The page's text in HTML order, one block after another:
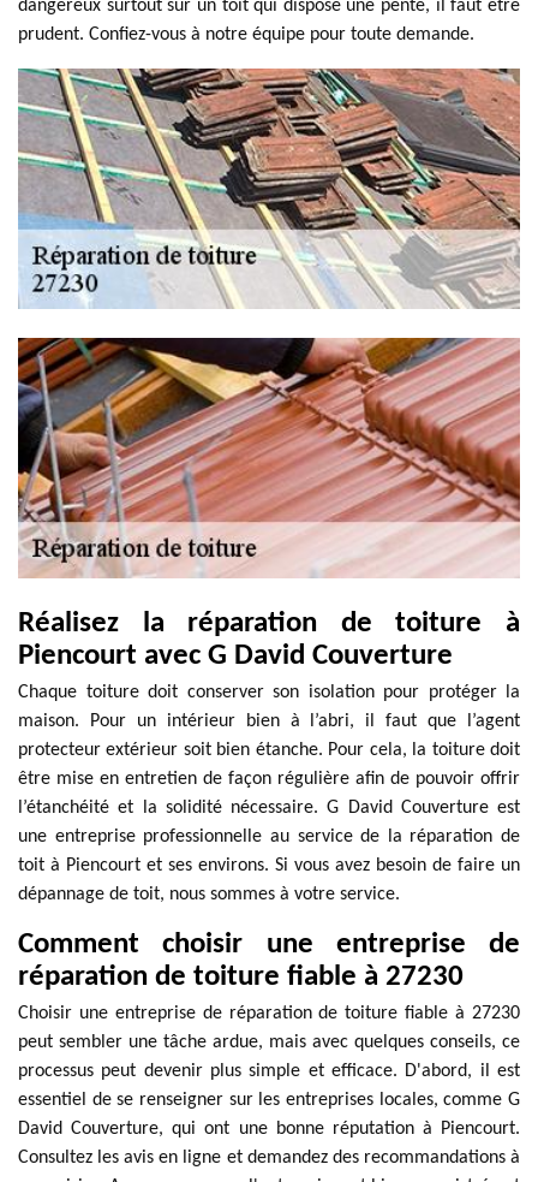
dangereux surtout sur un toit qui dispose une pente, il faut être
prudent. Confiez-vous à notre équipe pour toute demande.
Réalisez la réparation de toiture à
Piencourt avec G David Couverture
Chaque toiture doit conserver son isolation pour protéger la
maison. Pour un intérieur bien à l’abri, il faut que l’agent
protecteur extérieur soit bien étanche. Pour cela, la toiture doit
être mise en entretien de façon régulière afin de pouvoir offrir
l’étanchéité et la solidité nécessaire. G David Couverture est
une entreprise professionnelle au service de la réparation de
toit à Piencourt et ses environs. Si vous avez besoin de faire un
dépannage de toit, nous sommes à votre service.
Comment choisir une entreprise de
réparation de toiture fiable à 27230
Choisir une entreprise de réparation de toiture fiable à 27230
peut sembler une tâche ardue, mais avec quelques conseils, ce
processus peut devenir plus simple et efficace. D'abord, il est
essentiel de se renseigner sur les entreprises locales, comme G
David Couverture, qui ont une bonne réputation à Piencourt.
Consultez les avis en ligne et demandez des recommandations à